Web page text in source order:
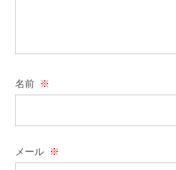
名前 ※
メール ※